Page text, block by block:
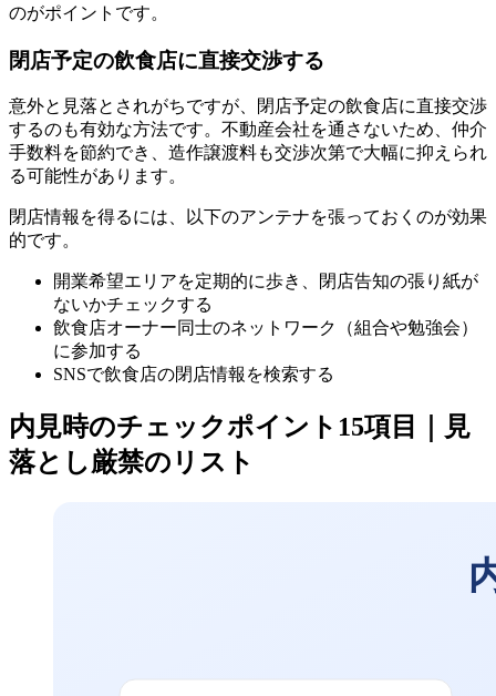
のがポイントです。
閉店予定の飲食店に直接交渉する
意外と見落とされがちですが、閉店予定の飲食店に直接交渉
するのも有効な方法です。不動産会社を通さないため、仲介
手数料を節約でき、造作譲渡料も交渉次第で大幅に抑えられ
る可能性があります。
閉店情報を得るには、以下のアンテナを張っておくのが効果
的です。
開業希望エリアを定期的に歩き、閉店告知の張り紙が
ないかチェックする
飲食店オーナー同士のネットワーク（組合や勉強会）
に参加する
SNSで飲食店の閉店情報を検索する
内見時のチェックポイント15項目｜見
落とし厳禁のリスト